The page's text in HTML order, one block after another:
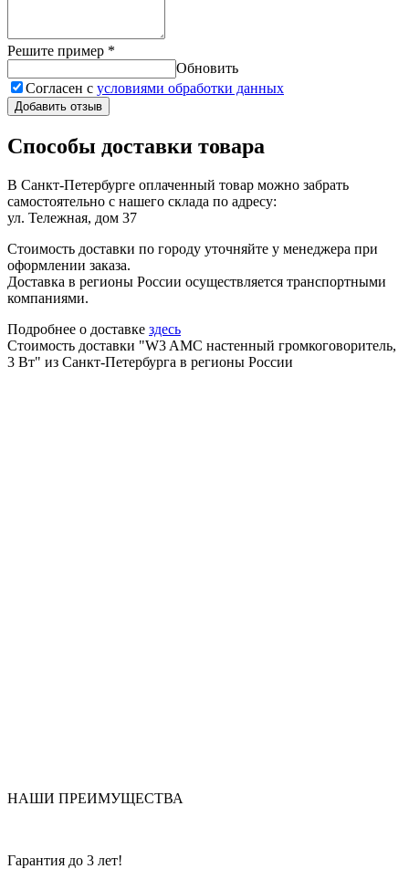
Решите пример *
Обновить
Согласен с условиями обработки данных
Добавить отзыв
Способы доставки товара
В Санкт-Петербурге оплаченный товар можно забрать
самостоятельно с нашего склада по адресу:
ул. Тележная, дом 37
Стоимость доставки по городу уточняйте у менеджера при
оформлении заказа.
Доставка в регионы России осуществляется транспортными
компаниями.
Подробнее о доставке здесь
Стоимость доставки "W3 AMC настенный громкоговоритель,
3 Вт" из Санкт-Петербурга в регионы России
НАШИ ПРЕИМУЩЕСТВА
Гарантия до 3 лет!